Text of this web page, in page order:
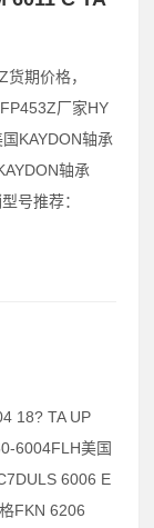
期价格，
厂家HY
KAYDON轴承
轴承
号推荐：
18? TA UP
6004FLH美国
6006 E
FKN 6206